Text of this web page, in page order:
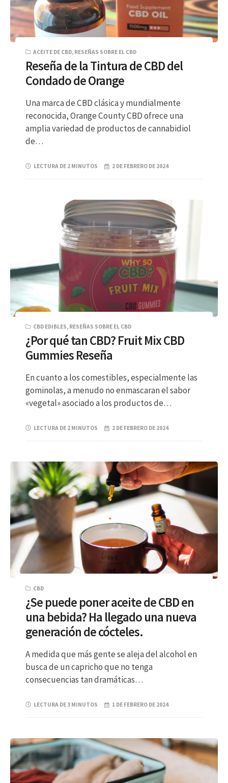
ACEITE DE CBD, RESEÑAS SOBRE EL CBD
Reseña de la Tintura de CBD del
Condado de Orange
Una marca de CBD clásica y mundialmente
reconocida, Orange County CBD ofrece una
amplia variedad de productos de cannabidiol
de…
LECTURA DE 2 MINUTOS 2 DE FEBRERO DE 2024
CBD EDIBLES, RESEÑAS SOBRE EL CBD
¿Por qué tan CBD? Fruit Mix CBD
Gummies Reseña
En cuanto a los comestibles, especialmente las
gominolas, a menudo no enmascaran el sabor
«vegetal» asociado a los productos de…
LECTURA DE 2 MINUTOS 2 DE FEBRERO DE 2024
CBD
¿Se puede poner aceite de CBD en
una bebida? Ha llegado una nueva
generación de cócteles.
A medida que más gente se aleja del alcohol en
busca de un capricho que no tenga
consecuencias tan dramáticas…
LECTURA DE 3 MINUTOS 1 DE FEBRERO DE 2024